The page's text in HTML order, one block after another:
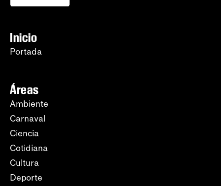
Inicio
Portada
Áreas
Ambiente
Carnaval
Ciencia
Cotidiana
Cultura
Deporte